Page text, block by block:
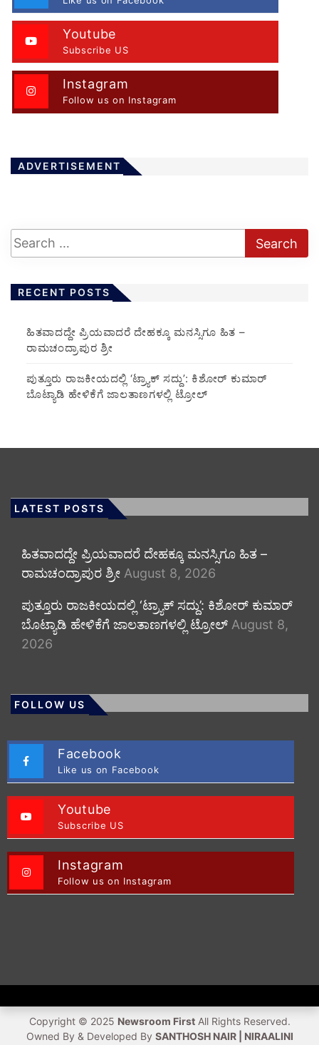
Youtube
Subscribe US
Instagram
Follow us on Instagram
ADVERTISEMENT
RECENT POSTS
ಹಿತವಾದದ್ದೇ ಪ್ರಿಯವಾದರೆ ದೇಹಕ್ಕೂ ಮನಸ್ಸಿಗೂ ಹಿತ –
ರಾಮಚಂದ್ರಾಪುರ ಶ್ರೀ
ಪುತ್ತೂರು ರಾಜಕೀಯದಲ್ಲಿ ‘ಟ್ರ್ಯಾಕ್ ಸದ್ದು’: ಕಿಶೋರ್ ಕುಮಾರ್
ಬೊಟ್ಯಾಡಿ ಹೇಳಿಕೆಗೆ ಜಾಲತಾಣಗಳಲ್ಲಿ ಟ್ರೋಲ್
LATEST POSTS
ಹಿತವಾದದ್ದೇ ಪ್ರಿಯವಾದರೆ ದೇಹಕ್ಕೂ ಮನಸ್ಸಿಗೂ ಹಿತ –
ರಾಮಚಂದ್ರಾಪುರ ಶ್ರೀ August 8, 2026
ಪುತ್ತೂರು ರಾಜಕೀಯದಲ್ಲಿ ‘ಟ್ರ್ಯಾಕ್ ಸದ್ದು’: ಕಿಶೋರ್ ಕುಮಾರ್
ಬೊಟ್ಯಾಡಿ ಹೇಳಿಕೆಗೆ ಜಾಲತಾಣಗಳಲ್ಲಿ ಟ್ರೋಲ್ August 8,
2026
FOLLOW US
Facebook
Like us on Facebook
Youtube
Subscribe US
Instagram
Follow us on Instagram
Copyright © 2025 Newsroom FirstAll Rights Reserved.
Owned By & Developed By SANTHOSH NAIR | NIRAALINI